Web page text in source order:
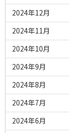
2024年12月
2024年11月
2024年10月
2024年9月
2024年8月
2024年7月
2024年6月